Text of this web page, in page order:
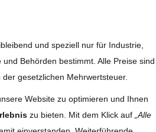
und speziell nur für Industrie,
Behörden bestimmt. Alle Preise sind
gesetzlichen Mehrwertsteuer.
Website zu optimieren und Ihnen
zu bieten. Mit dem Klick auf „Alle